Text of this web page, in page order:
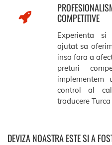
COMPETITIVE
Experienta
ajutat sa
insa fara a
preturi
control al
traducere
DEVIZA NOASTRA ESTE SI A